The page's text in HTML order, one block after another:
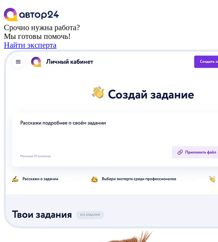
Срочно нужна работа?
Мы готовы помочь!
Найти эксперта